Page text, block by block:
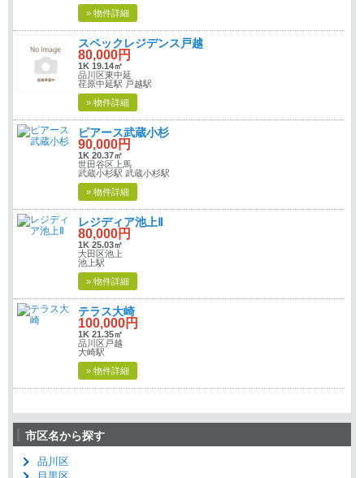
» 物件詳細
スペックレジデンス戸越
80,000円
1K 19.14㎡
品川区東中延
荏原中延駅 戸越駅
» 物件詳細
ピアース武蔵小杉
90,000円
1K 20.37㎡
世田谷区上馬
武蔵小杉駅 武蔵小杉駅
» 物件詳細
レジディア池上Ⅱ
80,000円
1K 25.03㎡
大田区池上
池上駅
» 物件詳細
テラス大崎
100,000円
1K 21.35㎡
品川区戸越
大崎駅
» 物件詳細
市区名から探す
品川区